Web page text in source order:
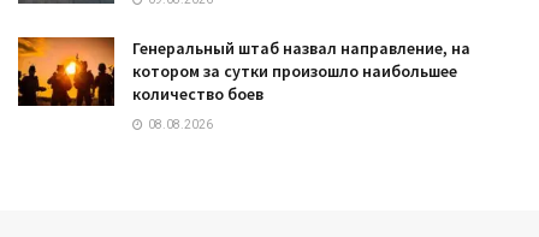
Генеральный штаб назвал направление, на
котором за сутки произошло наибольшее
количество боев
08.08.2026